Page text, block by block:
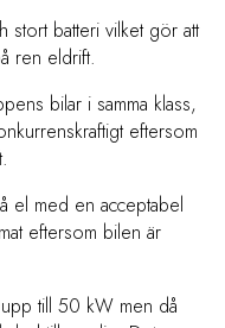
stort batteri vilket gör att
ren eldrift.
bilar i samma klass,
eftersom
el med en acceptabel
eftersom bilen är
till 50 kW men då